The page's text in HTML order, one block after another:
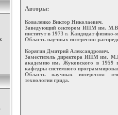
Авторы:
Коваленко Виктор Николаевич.
Заведующий сектором ИПМ им.
институт в 1973 г. Кандидат
Область научных интересов:
Корягин Дмитрий Александрович.
Заместитель директора ИПМ им.
академию им. Жуковского в 1959
кафедры системного
Область научных интересов:
технологии грида.